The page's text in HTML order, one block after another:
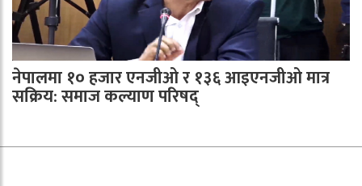
नेपालमा १० हजार एनजीओ र १३६ आइएनजीओ मात्र
सक्रिय: समाज कल्याण परिषद्